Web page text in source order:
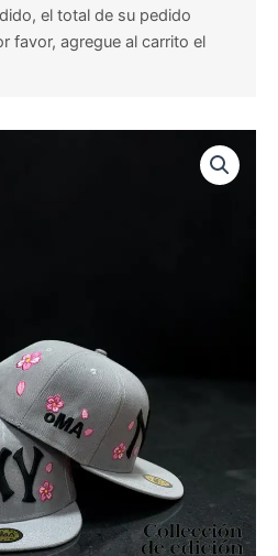
el total de su pedido
favor, agregue al carrito el